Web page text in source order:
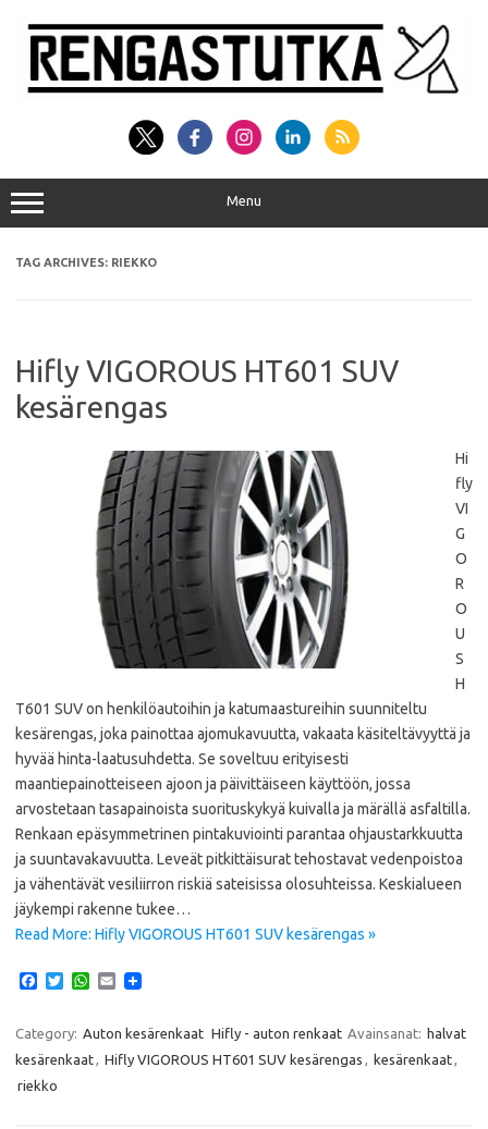
content
Menu
TAG ARCHIVES: RIEKKO
Hifly VIGOROUS HT601 SUV
kesärengas
Hi
fly
VI
G
O
R
O
U
S
H
T601 SUV on henkilöautoihin ja katumaastureihin suunniteltu
kesärengas, joka painottaa ajomukavuutta, vakaata käsiteltävyyttä ja
hyvää hinta-laatusuhdetta. Se soveltuu erityisesti
maantiepainotteiseen ajoon ja päivittäiseen käyttöön, jossa
arvostetaan tasapainoista suorituskykyä kuivalla ja märällä asfaltilla.
Renkaan epäsymmetrinen pintakuviointi parantaa ohjaustarkkuutta
ja suuntavakavuutta. Leveät pitkittäisurat tehostavat vedenpoistoa
ja vähentävät vesiliirron riskiä sateisissa olosuhteissa. Keskialueen
jäykempi rakenne tukee…
Read More: Hifly VIGOROUS HT601 SUV kesärengas »
e
b
o
o
T
t
t
e
W
t
s
A
E
i
l
Category: Auton kesärenkaat Hifly - auton renkaat Avainsanat: halvat
kesärenkaat
Hifly VIGOROUS HT601 SUV kesärengas kesärenkaat
riekko